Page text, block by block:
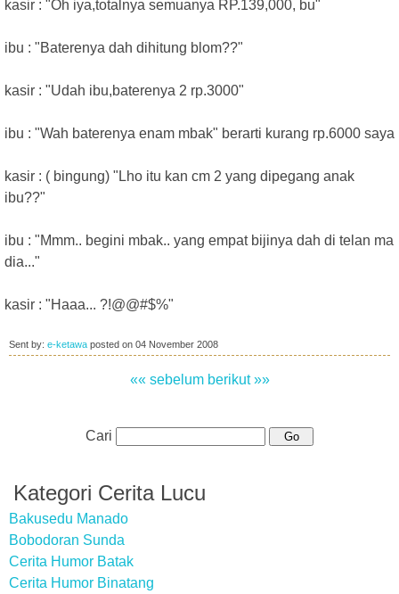
kasir : "Oh iya,totalnya semuanya RP.139,000, bu"
ibu : "Baterenya dah dihitung blom??"
kasir : "Udah ibu,baterenya 2 rp.3000"
ibu : "Wah baterenya enam mbak" berarti kurang rp.6000 saya
kasir : ( bingung) "Lho itu kan cm 2 yang dipegang anak
ibu??"
ibu : "Mmm.. begini mbak.. yang empat bijinya dah di telan ma
dia..."
kasir : "Haaa... ?!@@#$%"
Sent by: e-ketawa posted on 04 November 2008
«« sebelum berikut »»
Cari
Kategori Cerita Lucu
Bakusedu Manado
Bobodoran Sunda
Cerita Humor Batak
Cerita Humor Binatang